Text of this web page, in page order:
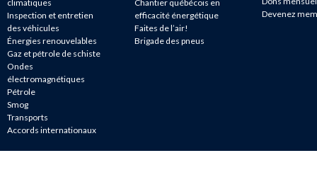
climatiques
Inspection et entretien
des véhicules
Énergies renouvelables
Gaz et pétrole de schiste
Ondes
électromagnétiques
Pétrole
Smog
Transports
Accords internationaux
Chantier québécois en
efficacité énergétique
Faites de l’air!
Brigade des pneus
Devenez